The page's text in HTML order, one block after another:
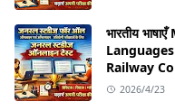
भारतीय
Railway
2026/4/23